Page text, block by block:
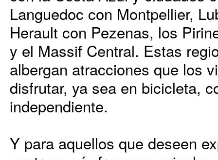
Languedoc con Montpellier,
Herault con Pezenas, los
y el Massif Central. Estas
albergan atracciones que los
disfrutar, ya sea en bicicleta,
independiente.
Y para aquellos que deseen